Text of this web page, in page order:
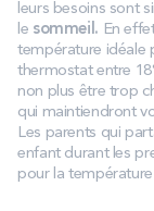
leurs besoins sont
le sommeil. En
température idéale
thermostat entre
non plus être trop
qui maintiendront
Les parents qui
enfant durant les
pour la température